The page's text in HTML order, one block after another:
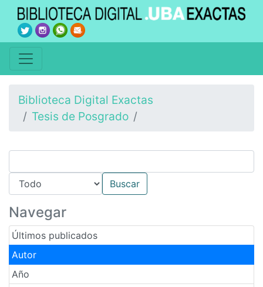
Biblioteca Digital Exactas
Tesis de Posgrado
Navegar
Últimos publicados
Autor
Año